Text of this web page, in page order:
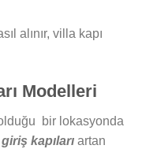
alınır, villa kapı
Modelleri
bir lokasyonda
kapıları artan